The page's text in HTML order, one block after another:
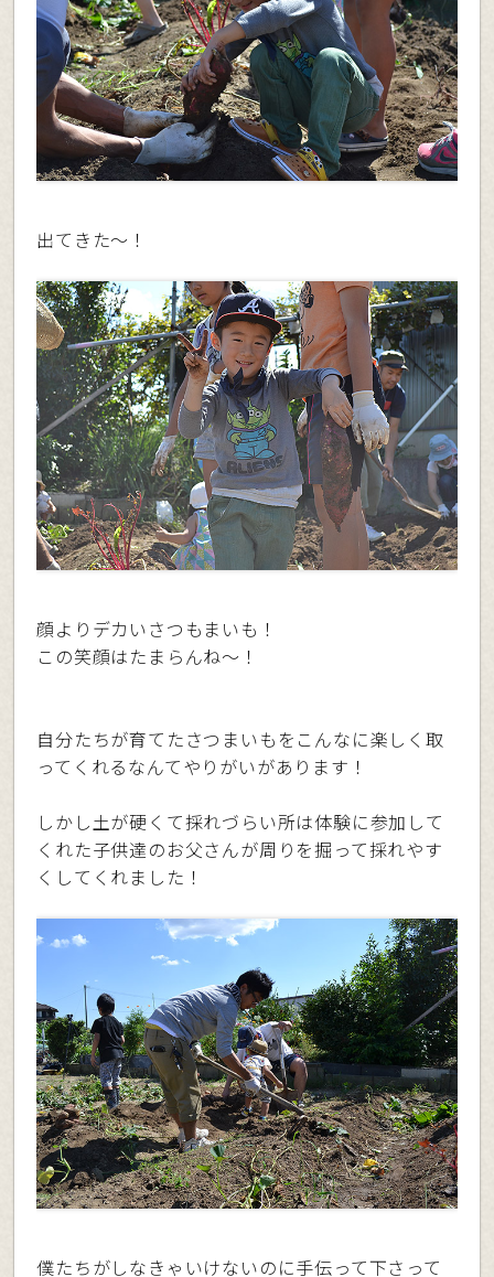
出てきた〜！
顔よりデカいさつもまいも！
この笑顔はたまらんね〜！
自分たちが育てたさつまいもをこんなに楽しく取
ってくれるなんてやりがいがあります！
しかし土が硬くて採れづらい所は体験に参加して
くれた子供達のお父さんが周りを掘って採れやす
くしてくれました！
僕たちがしなきゃいけないのに手伝って下さって